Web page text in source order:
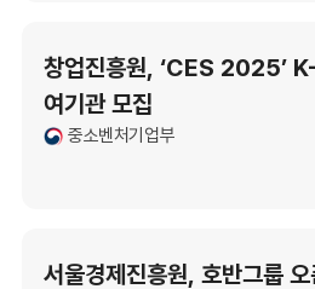
창업진흥원, ‘CES 2025’
여기관 모집
중소벤처기업부
서울경제진흥원, 호반그룹 오